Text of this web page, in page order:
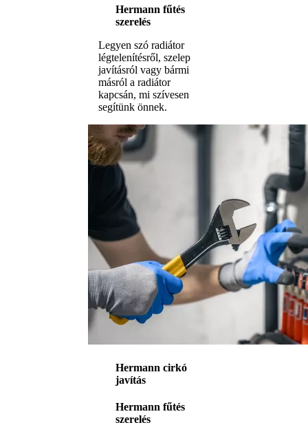
Hermann fűtés
szerelés
Legyen szó radiátor
légtelenítésről, szelep
javításról vagy bármi
másról a radiátor
kapcsán, mi szívesen
segítünk önnek.
Hermann cirkó
javítás
Hermann fűtés
szerelés